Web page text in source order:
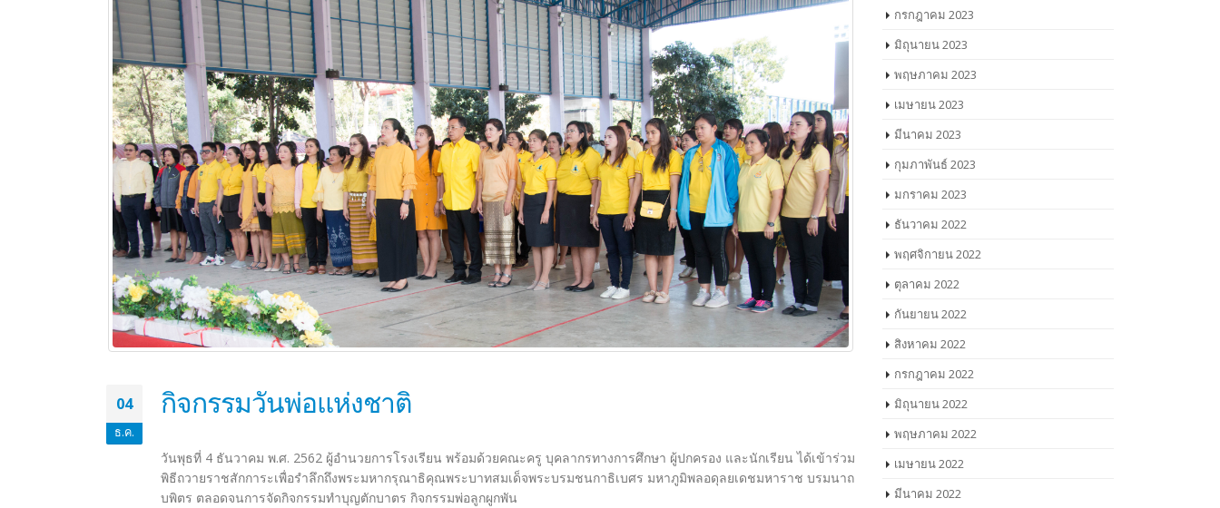
04
ธ.ค.
กิจกรรมวันพ่อแห่งชาติ
วันพุธที่ 4 ธันวาคม พ.ศ. 2562 ผู้อำนวยการโรงเรียน พร้อมด้วยคณะครู บุคลากรทางการศึกษา ผู้ปกครอง และนักเรียน ได้เข้าร่วม
พิธีถวายราชสักการะเพื่อรำลึกถึงพระมหากรุณาธิคุณพระบาทสมเด็จพระบรมชนกาธิเบศร มหาภูมิพลอดุลยเดชมหาราช บรมนาถ
บพิตร ตลอดจนการจัดกิจกรรมทำบุญตักบาตร กิจกรรมพ่อลูกผูกพัน
กรกฎาคม 2023
มิถุนายน 2023
พฤษภาคม 2023
เมษายน 2023
มีนาคม 2023
กุมภาพันธ์ 2023
มกราคม 2023
ธันวาคม 2022
พฤศจิกายน 2022
ตุลาคม 2022
กันยายน 2022
สิงหาคม 2022
กรกฎาคม 2022
มิถุนายน 2022
พฤษภาคม 2022
เมษายน 2022
มีนาคม 2022